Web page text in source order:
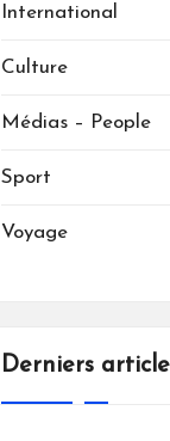
International
Culture
Médias – People
Sport
Voyage
Derniers